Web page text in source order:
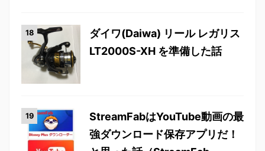
ダイワ(Daiwa) リール レガリス
LT2000S-XH を準備した話
StreamFabはYouTube動画の最
強ダウンロード保存アプリだ！